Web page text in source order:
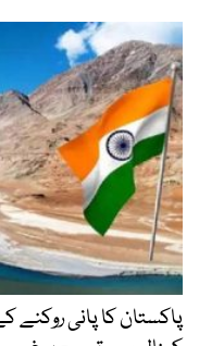
پاکستان کا پانی روکنے